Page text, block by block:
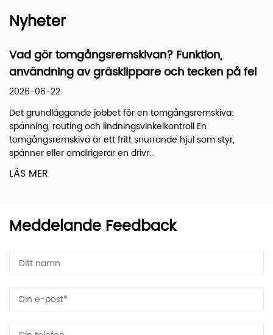
Nyheter
Funktion,
och tecken på fel
för en tomgångsremskiva:
En
fritt snurrande hjul som styr,
en drivr...
Styrlänkar:
Ersättningsguide
Vad är Styr-draglänkar
stänger som överför
utgående axel till
Meddelande Feedback